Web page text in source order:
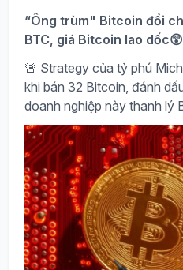
“Ông trùm" Bitcoin đổi
BTC, giá Bitcoin lao dốc😲
🚨 Strategy của tỷ phú
khi bán 32 Bitcoin, đánh
doanh nghiệp này thanh lý